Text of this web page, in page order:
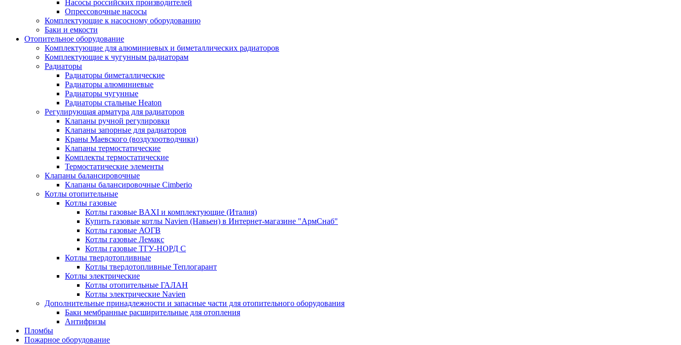
Насосы российских производителей
Опрессовочные насосы
Комплектующие к насосному оборудованию
Баки и емкости
Отопительное оборудование
Комплектующие для алюминиевых и биметаллических радиаторов
Комплектующие к чугунным радиаторам
Радиаторы
Радиаторы биметаллические
Радиаторы алюминиевые
Радиаторы чугунные
Радиаторы стальные Heaton
Регулирующая арматура для радиаторов
Клапаны ручной регулировки
Клапаны запорные для радиаторов
Краны Маевского (воздухоотводчики)
Клапаны термостатические
Комплекты термостатические
Термостатические элементы
Клапаны балансировочные
Клапаны балансировочные Cimberio
Котлы отопительные
Котлы газовые
Котлы газовые BAXI и комплектующие (Италия)
Купить газовые котлы Navien (Навьен) в Интернет-магазине "АрмСнаб"
Котлы газовые АОГВ
Котлы газовые Лемакс
Котлы газовые ТГУ-НОРД С
Котлы твердотопливные
Котлы твердотопливные Теплогарант
Котлы электрические
Котлы отопительные ГАЛАН
Котлы электрические Navien
Дополнительные принадлежности и запасные части для отопительного оборудования
Баки мембранные расширительные для отопления
Антифризы
Пломбы
Пожарное оборудование